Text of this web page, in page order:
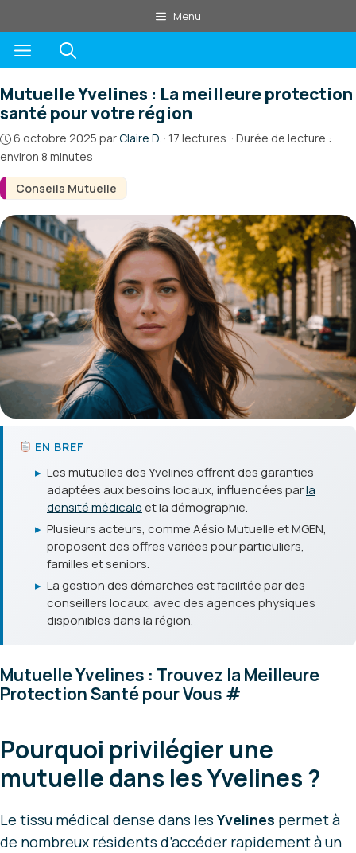
au
contenu
Menu
Menu
Conseils Mutuelle
Mutuelle Yvelines : La meilleure protection
santé pour votre région
6 octobre 2025 parClaire D. · 17 lectures · Durée de lecture :
environ 8 minutes
EN BREF
▸ Les mutuelles des Yvelines offrent des garanties
adaptées aux besoins locaux, influencées parla
densité médicaleet la démographie.
▸ Plusieurs acteurs, comme Aésio Mutuelle et MGEN,
proposent des offres variées pour particuliers,
familles et seniors.
▸ La gestion des démarches est facilitée par des
conseillers locaux, avec des agences physiques
disponibles dans la région.
Mutuelle Yvelines : Trouvez la Meilleure
Protection Santé pour Vous #
Pourquoi privilégier une
mutuelle dans les Yvelines ?
Le tissu médical dense dans lesYvelines permet à
de nombreux résidents d’accéder rapidement à un